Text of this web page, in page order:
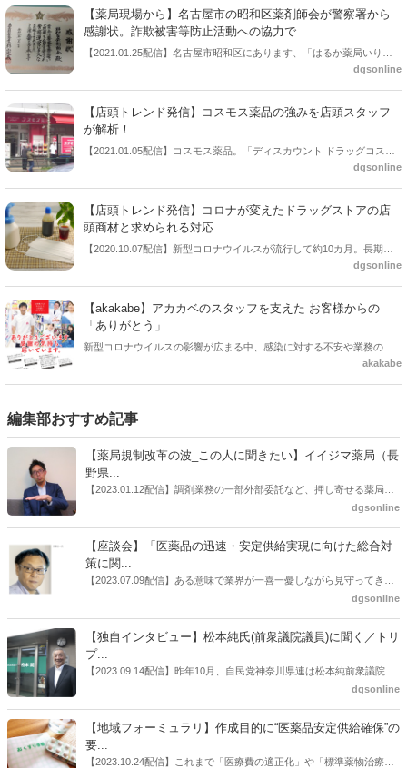
して、気になる医療政策の動向と私見を寄稿させていただけることに
なりました。しかも私なりの内容、書き方、タイミングで大丈夫との
こと。どんだけドラビズさん寛大なんや・・・。たまたま勉強会で“タ
スクシェア”について何気なく発言したのですが、それがもとで今回の
お話をいただきましたので人生何があるか分かりません。そういう縁
もあって、今回は『タスクシェア、薬剤師は“負け”…？』というテーマ
で寄稿したいと思います。
【薬局現場から】名古屋市の昭和区薬剤師会が警察署から
感謝状。詐欺被害等防止活動への協力で
【2021.01.25配信】名古屋市昭和区にあります、「はるか薬局いりな
か」で、勤務しています鍋谷伸子と申します。このほど、所属してい
いう、思いがけない嬉しいことがありました。詐欺被害等を防止する
啓発活動をご評価くださったものです。
dgsonline
【店頭トレンド発信】コスモス薬品の強みを店頭スタッフ
が解析！
【2021.01.05配信】コスモス薬品。「ディスカウント ドラッグコスモ
ス」というチェーン名で九州中心に運営しているドラッグストア企業
大きなシェアを獲得。2019年4月には東京都渋谷区に広尾駅店をオープ
ンし、首都圏初進出を果たした。2020年12月現在、首都圏内の店舗は
15店舗までにのぼる。様々なエリアに出店し、業績を上げ続けている
コスモス薬品の強みとはいったい何なのか。ドラッグストアに勤務す
る登録販売者の視点から、競合各社と比較をしながら考察し、ドラッ
グストア店員と顧客、双方の目線からレポートする（記事＝登録販売
者ライター・「梨さん」）。
dgsonline
【店頭トレンド発信】コロナが変えたドラッグストアの店
頭商材と求められる対応
【2020.10.07配信】新型コロナウイルスが流行して約10カ月。長期化
に伴い、新しい生活様式が取り入れられる中、ドラッグストアの店頭
は、新たなカテゴリーとして、除菌・消毒の知識を持っているスタッ
フが力を発揮するステージに入っている。【店頭トレンド発信】コー
ナーでは、新商品やトレンド、売り場のポイント、顧客の変化などド
ラッグストアについて、現役店員ならではの視点でレポートする。
dgsonline
【akakabe】アカカベのスタッフを支えた お客様からの
「ありがとう」
新型コロナウイルスの影響が広まる中、感染に対する不安や業務の繁
忙は、店舗で働くスタッフにとって大きな心的負担となっており、当
した。店頭で働くスタッフへの「ありがとう」、そして当社が行った
は大きな力をいただきました。暖かいお言葉への感謝をお伝えすると
共に、今最前線で奮闘されている医療従事者やエッセンシャルワーカ
ーなど、人々の健康や暮らしを守るすべての方にエールを送ります。
アカカベは新型コロナウイルス終息を願い、スタッフ一丸となって頑
akakabe
編集部おすすめ記事
【薬局規制改革の波_この人に聞きたい】イイジマ薬局（長
野県...
【2023.01.12配信】調剤業務の一部外部委託など、押し寄せる薬局業
界への規制改革の波。この規制改革の波を薬局業界はどう受け止めた
はないだろうか。本紙ではこうした問題について、厚労省「薬局薬剤
師の業務及び薬局の機能に関するワーキンググループ」に参考人とし
ても出席していたイイジマ薬局（長野県上田市）開設者である飯島裕
dgsonline
【座談会】「医薬品の迅速・安定供給実現に向けた総合対
策に関...
【2023.07.09配信】ある意味で業界が一喜一憂しながら見守ってきた
厚労省「医薬品の迅速・安定供給実現に向けた総合対策に関する有識
書がとりまとめられた。ドラビズon-lineでは検討会を総括する目的で
厚労省医政局医薬産業振興・医療情報企画課長（医薬産業振興・医療
情報企画課セルフケア・セルフメディケーション推進室長併任）安藤
公一氏や青山学院大学名誉教授の三村優美子氏、 日本保険薬局協会医
dgsonline
【独自インタビュー】松本純氏(前衆議院議員)に聞く／トリ
プ...
【2023.09.14配信】昨年10月、自民党神奈川県連は松本純前衆議院議
員を「自民党神奈川1区」（横浜市中区・磯子区・金沢区）の支部長
候補の前提となるもの。薬剤師に関わる政策に広く・深く関わってき
た同氏の復活に向けた薬剤師業界の期待には熱いものがある。不透明
感の払拭できない医療・介護・障害者サービスのトリプル改定等へ
dgsonline
【地域フォーミュラリ】作成目的に“医薬品安定供給確保”の
要...
【2023.10.24配信】これまで「医療費の適正化」や「標準薬物治療の